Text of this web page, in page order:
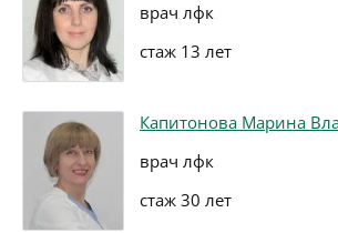
врач лфк
стаж 13 лет
Капитонова Марина
врач лфк
стаж 30 лет